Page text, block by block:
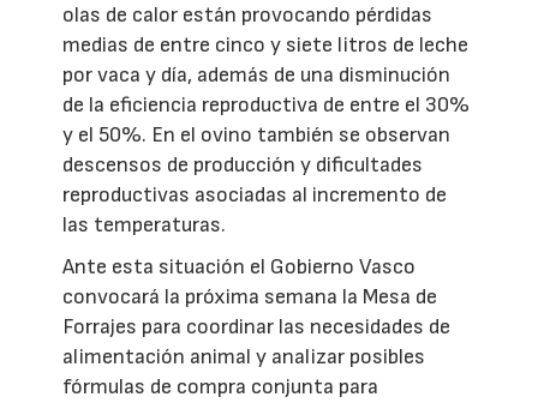
olas de calor están provocando pérdidas
medias de entre cinco y siete litros de leche
por vaca y día, además de una disminución
de la eficiencia reproductiva de entre el 30%
y el 50%. En el ovino también se observan
descensos de producción y dificultades
reproductivas asociadas al incremento de
las temperaturas.
Ante esta situación el Gobierno Vasco
convocará la próxima semana la Mesa de
Forrajes para coordinar las necesidades de
alimentación animal y analizar posibles
fórmulas de compra conjunta para